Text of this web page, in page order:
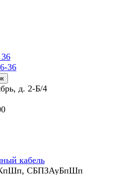
36
д. 2-Б/4
кабель
СБПЗАуБпШп